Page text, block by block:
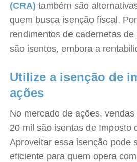
(CRA) também são
quem busca isenção fiscal.
rendimentos de cadernetas
são isentos, embora a
Utilize a isenção de
ações
No mercado de ações,
20 mil são isentas de Imposto
Aproveitar essa isenção pode
eficiente para quem opera